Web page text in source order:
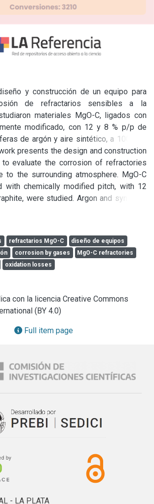
y construcción de un equipo para
de refractarios sensibles a la
materiales MgO-C, ligados con
modificado, con 12 y 8 % p/p de
de argón y aire sintético, a 1000 °C.
previamente pirolizados a 1000 °C
de tal forma que al ser ensayados
y carbono residual (proveniente de la
inerte (argón) se detectó un muy
En aire sintético, la mayor pérdida de
en el material con mayor contenido de
el ensayo. El porcentaje de carbono
mayor en el refractario con
de grafito, en el que se perdieron
componentes carbonosos (grafito y
de finalizar el ensayo.
presents the design and construction
evaluate the corrosion of refractories
to the surrounding atmosphere. MgO-C
with chemically modified pitch, with 12
were studied. Argon and synthetic
testing atmosphere, at a maximum
in graphite bed, so that when tested
carbon and graphite (from the resin).
(argon), a very low level of reaction
synthetic air, the highest weight loss
with the greater graphite content,
not lose all carbon during the test. The
carbon was proportionally higher in
the less graphite content, where the
(graphite and residual carbon)
refractarios MgO-C
diseño de equipos
corrosion by gases
MgO-C refractories
oxidation losses
con la licencia Creative Commons
(BY 4.0)
Full item page
- LA PLATA